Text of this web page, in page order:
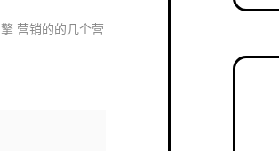
营销的的几个营